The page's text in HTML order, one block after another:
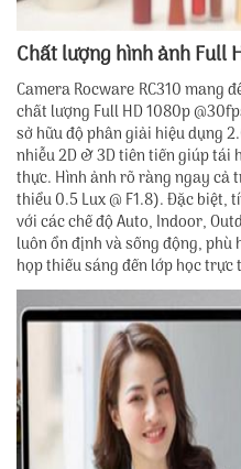
Chất lượng hình ảnh Full
Camera Rocware RC310 mang
chất lượng Full HD 1080p
sở hữu độ phân giải hiệu dụng
nhiễu 2D & 3D tiên tiến giúp tái
thực. Hình ảnh rõ ràng ngay cả
thiểu 0.5 Lux @ F1.8). Đặc biệt,
với các chế độ Auto, Indoor,
luôn ổn định và sống động,
họp thiếu sáng đến lớp học trực